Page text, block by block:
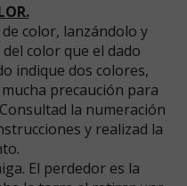
color, lanzándolo y
color que el dado
indique dos colores,
precaución para
la numeración
y realizad la
El perdedor es la